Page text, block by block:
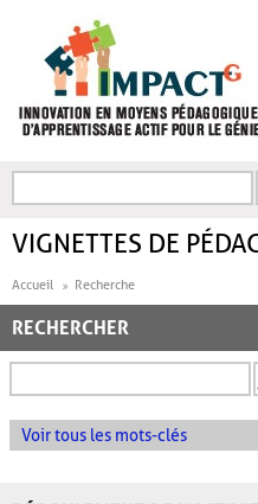
FORMULAIRE DE
VIGNETTES DE
Accueil Recherche
RECHERCHER
Voir tous les mots-clés